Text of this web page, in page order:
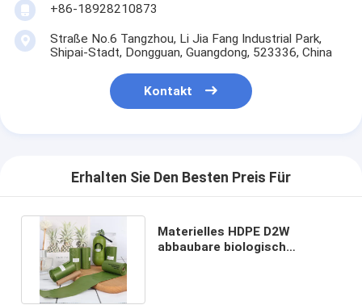
+86-18928210873
Straße No.6 Tangzhou, Li Jia Fang Industrial Park,
Shipai-Stadt, Dongguan, Guangdong, 523336, China
Kontakt
Erhalten Sie Den Besten Preis Für
Materielles HDPE D2W
abbaubare biologisch